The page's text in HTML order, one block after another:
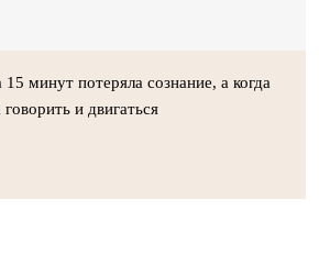
минут потеряла сознание, а когда
и двигаться